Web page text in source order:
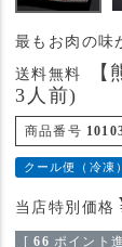
最もお肉の味
送料無料
3人前)
商品番号
クール便（冷凍）
当店特別価格
[ 66 ポイント